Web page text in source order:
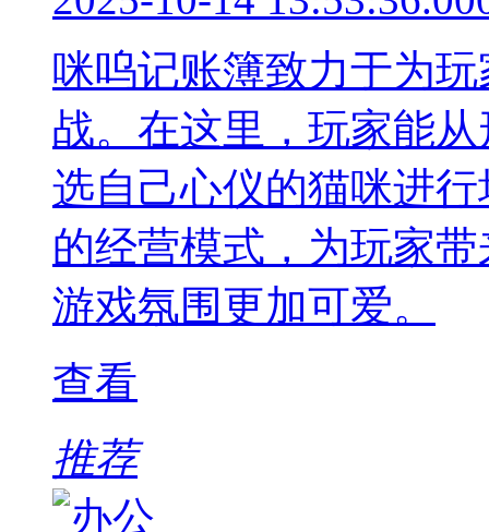
咪呜记账簿致力于为
战。在这里，玩家能
选自己心仪的猫咪进
的经营模式，为玩家
游戏氛围更加可爱。
查看
推荐